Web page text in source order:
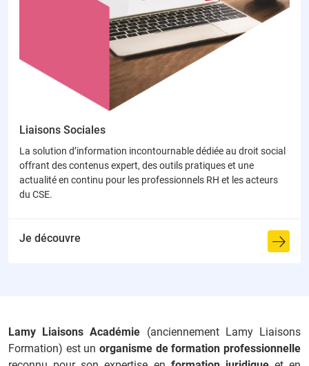
Liaisons Sociales
La solution d’information incontournable dédiée au droit social
offrant des contenus expert, des outils pratiques et une
actualité en continu pour les professionnels RH et les acteurs
du CSE.
Je découvre
Lamy Liaisons Académie (anciennement Lamy Liaisons
Formation) est un organisme de formation professionnelle